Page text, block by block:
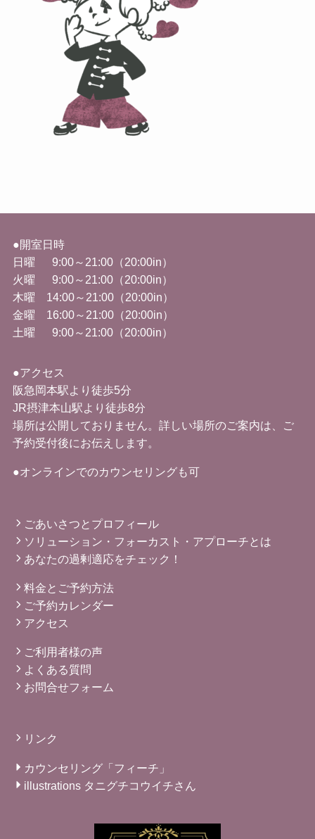
●開室日時
日曜 9:00～21:00（20:00in）
火曜 9:00～ 21:00（20:00in）
木曜 14:00～ 21:00（20:00in）
金曜 16:00～ 21:00（20:00in）
土曜 9:00～ 21:00（20:00in）
●アクセス
阪急岡本駅より徒歩5分
JR摂津本山駅より徒歩8分
場所は公開しておりません。詳しい場所のご案内は、ご
予約受付後にお伝えします。
●オンラインでのカウンセリングも可
ごあいさつとプロフィール
ソリューション・フォーカスト・アプローチとは
あなたの過剰適応をチェック！
料金とご予約方法
ご予約カレンダー
アクセス
ご利用者様の声
よくある質問
お問合せフォーム
リンク
カウンセリング「フィーチ」
illustrations タニグチコウイチさん